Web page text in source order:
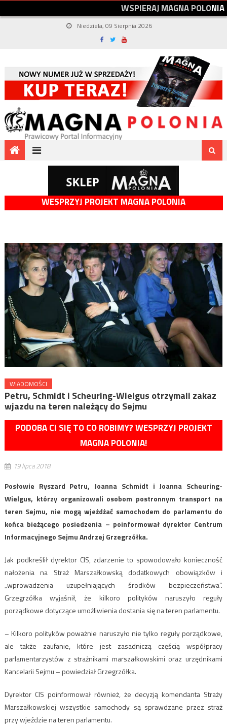
WSPIERAJMAGNAPOLONIA
Niedziela, 09 Sierpnia 2026
WESPRZYJ PROJEKT MAGNA POLONIA
WIADOMOŚCI
Petru, Schmidt i Scheuring-Wielgus otrzymali zakaz
wjazdu na teren należący do Sejmu
PODOBA CI SIĘ TO CO ROBIMY? WESPRZYJ PROJEKT
MAGNA POLONIA!
19 lipca 2018
Posłowie Ryszard Petru, Joanna Schmidt i Joanna Scheuring-
Wielgus, którzy organizowali osobom postronnym transport na
teren Sejmu, nie mogą wjeżdżać samochodem do parlamentu do
końca bieżącego posiedzenia – poinformował dyrektor Centrum
Informacyjnego Sejmu Andrzej Grzegrzółka.
Jak podkreślił dyrektor CIS, zdarzenie to spowodowało konieczność
nałożenia na Straż Marszałkowską dodatkowych obowiązków i
„wprowadzenia uzupełniających środków bezpieczeństwa”.
Grzegrzółka wyjaśnił, że kilkoro polityków naruszyło reguły
porządkowe dotyczące umożliwienia dostania się na teren parlamentu.
– Kilkoro polityków poważnie naruszyło nie tylko reguły porządkowe,
ale także zaufanie, które jest zasadniczą częścią współpracy
parlamentarzystów z strażnikami marszałkowskimi oraz urzędnikami
Kancelarii Sejmu – powiedział Grzegrzółka.
Dyrektor CIS poinformował również, że decyzją komendanta Straży
Marszałkowskiej wszystkie samochody są sprawdzane przez straż
przy wjeździe na teren parlamentu.